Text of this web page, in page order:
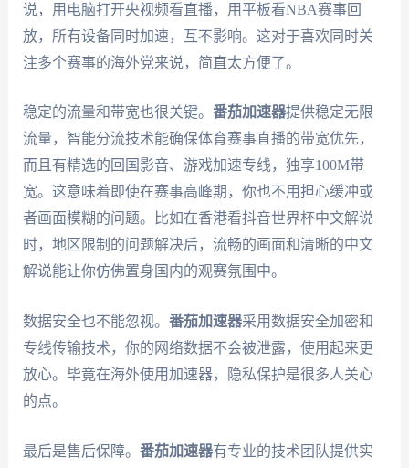
说，用电脑打开央视频看直播，用平板看NBA赛事回
放，所有设备同时加速，互不影响。这对于喜欢同时关
注多个赛事的海外党来说，简直太方便了。
稳定的流量和带宽也很关键。 番茄加速器提供稳定无限
流量，智能分流技术能确保体育赛事直播的带宽优先，
而且有精选的回国影音、游戏加速专线，独享100M带
宽。这意味着即使在赛事高峰期，你也不用担心缓冲或
者画面模糊的问题。比如在香港看抖音世界杯中文解说
时，地区限制的问题解决后，流畅的画面和清晰的中文
解说能让你仿佛置身国内的观赛氛围中。
数据安全也不能忽视。 番茄加速器采用数据安全加密和
专线传输技术，你的网络数据不会被泄露，使用起来更
放心。毕竟在海外使用加速器，隐私保护是很多人关心
的点。
最后是售后保障。 番茄加速器有专业的技术团队提供实